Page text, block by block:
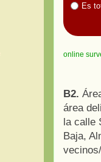
Es
online
B2.
área
la calle
Baja,